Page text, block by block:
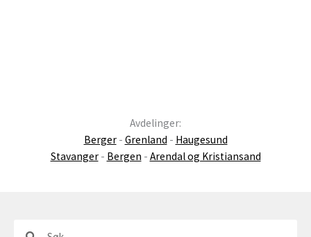
Avdelinger:
Berger- Grenland - Haugesund
Stavanger- Bergen - Arendal og Kristiansand
Søk